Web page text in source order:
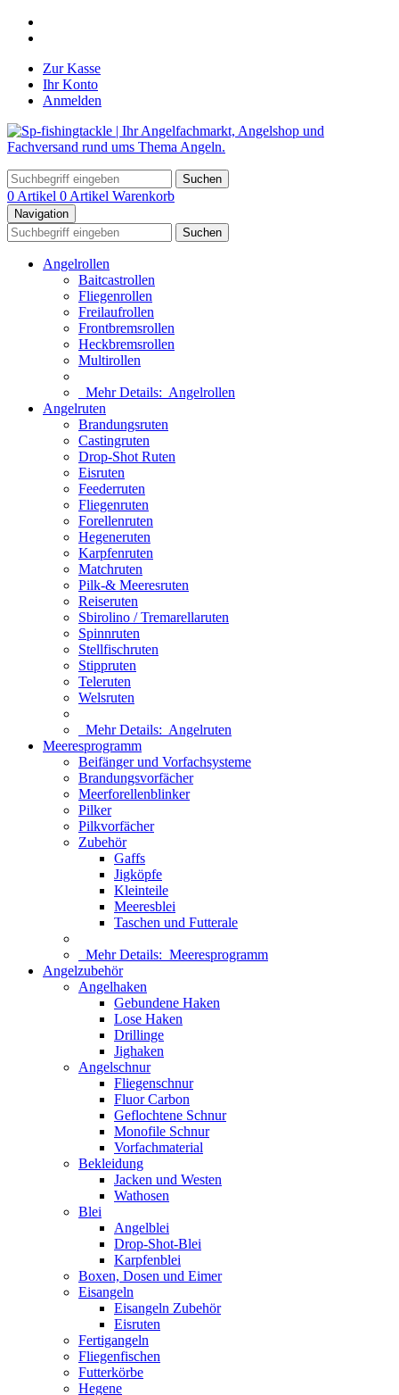
Zur Kasse
Ihr Konto
Anmelden
Suchen
0 Artikel 0 Artikel Warenkorb
Navigation
Suchen
Angelrollen
Baitcastrollen
Fliegenrollen
Freilaufrollen
Frontbremsrollen
Heckbremsrollen
Multirollen
Mehr Details: Angelrollen
Angelruten
Brandungsruten
Castingruten
Drop-Shot Ruten
Eisruten
Feederruten
Fliegenruten
Forellenruten
Hegeneruten
Karpfenruten
Matchruten
Pilk-& Meeresruten
Reiseruten
Sbirolino / Tremarellaruten
Spinnruten
Stellfischruten
Stippruten
Teleruten
Welsruten
Mehr Details: Angelruten
Meeresprogramm
Beifänger und Vorfachsysteme
Brandungsvorfächer
Meerforellenblinker
Pilker
Pilkvorfächer
Zubehör
Gaffs
Jigköpfe
Kleinteile
Meeresblei
Taschen und Futterale
Mehr Details: Meeresprogramm
Angelzubehör
Angelhaken
Gebundene Haken
Lose Haken
Drillinge
Jighaken
Angelschnur
Fliegenschnur
Fluor Carbon
Geflochtene Schnur
Monofile Schnur
Vorfachmaterial
Bekleidung
Jacken und Westen
Wathosen
Blei
Angelblei
Drop-Shot-Blei
Karpfenblei
Boxen, Dosen und Eimer
Eisangeln
Eisangeln Zubehör
Eisruten
Fertigangeln
Fliegenfischen
Futterkörbe
Hegene